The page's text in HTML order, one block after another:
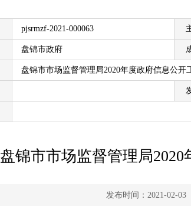
pjsrmzf-2021-000063
盘锦市政府
盘锦市市场监督管理局2020年度政府信息公开
盘锦市市场监督管理局
发布时间：2021-02-03